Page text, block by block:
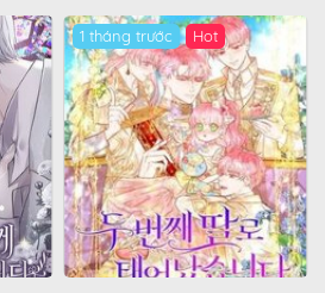
1 tháng trước Hot